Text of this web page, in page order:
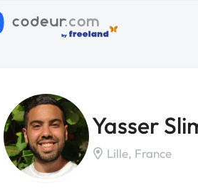
Yasser
Lille, France